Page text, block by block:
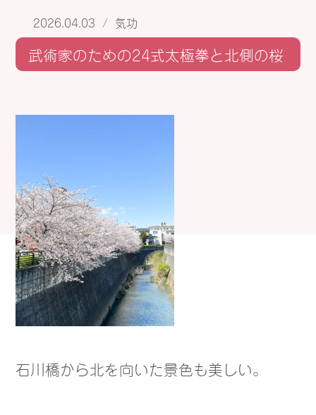
2026.04.03 / 気功
武術家のための24式太極拳と北側の桜
石川橋から北を向いた景色も美しい。